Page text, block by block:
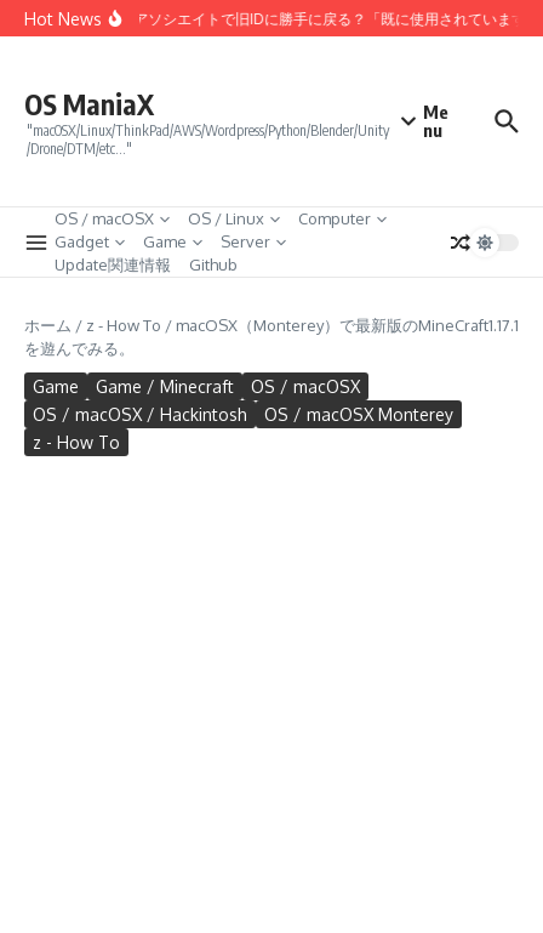
コンテンツへスキップ
Hot NewsAmazonアソシエイトで旧IDに勝手に戻る？「既に使用されています」
OS ManiaX
"macOSX/Linux/ThinkPad/AWS/Wordpress/Python/Blender/Unity
/Drone/DTM/etc…"
Me
nu
OS / macOSX OS / Linux
Computer
Gadget
Game
Server
Update関連情報
Github
ホーム / z - How To / macOSX（Monterey）で最新版のMineCraft1.17.1
を遊んでみる。
Game Game / Minecraft
OS / macOSX
OS / macOSX / Hackintosh
OS / macOSX Monterey
z - How To